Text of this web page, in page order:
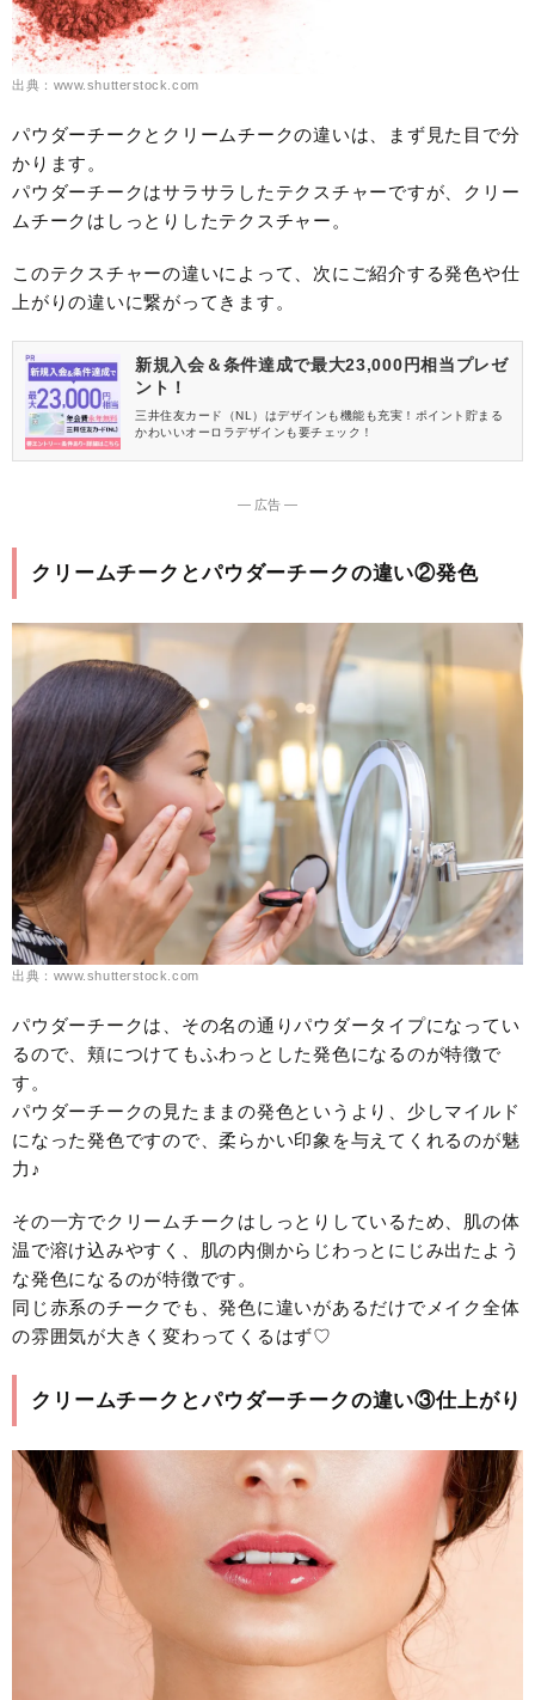
出典：www.shutterstock.com
パウダーチークとクリームチークの違いは、まず見た目で分
かります。
パウダーチークはサラサラしたテクスチャーですが、クリー
ムチークはしっとりしたテクスチャー。
このテクスチャーの違いによって、次にご紹介する発色や仕
上がりの違いに繋がってきます。
新規入会＆条件達成で最大23,000円相当プレゼ
ント！
三井住友カード（NL）はデザインも機能も充実！ポイント貯まる
かわいいオーロラデザインも要チェック！
― 広告 ―
クリームチークとパウダーチークの違い②発色
出典：www.shutterstock.com
パウダーチークは、その名の通りパウダータイプになってい
るので、頬につけてもふわっとした発色になるのが特徴で
す。
パウダーチークの見たままの発色というより、少しマイルド
になった発色ですので、柔らかい印象を与えてくれるのが魅
力♪
その一方でクリームチークはしっとりしているため、肌の体
温で溶け込みやすく、肌の内側からじわっとにじみ出たよう
な発色になるのが特徴です。
同じ赤系のチークでも、発色に違いがあるだけでメイク全体
の雰囲気が大きく変わってくるはず♡
クリームチークとパウダーチークの違い③仕上がり